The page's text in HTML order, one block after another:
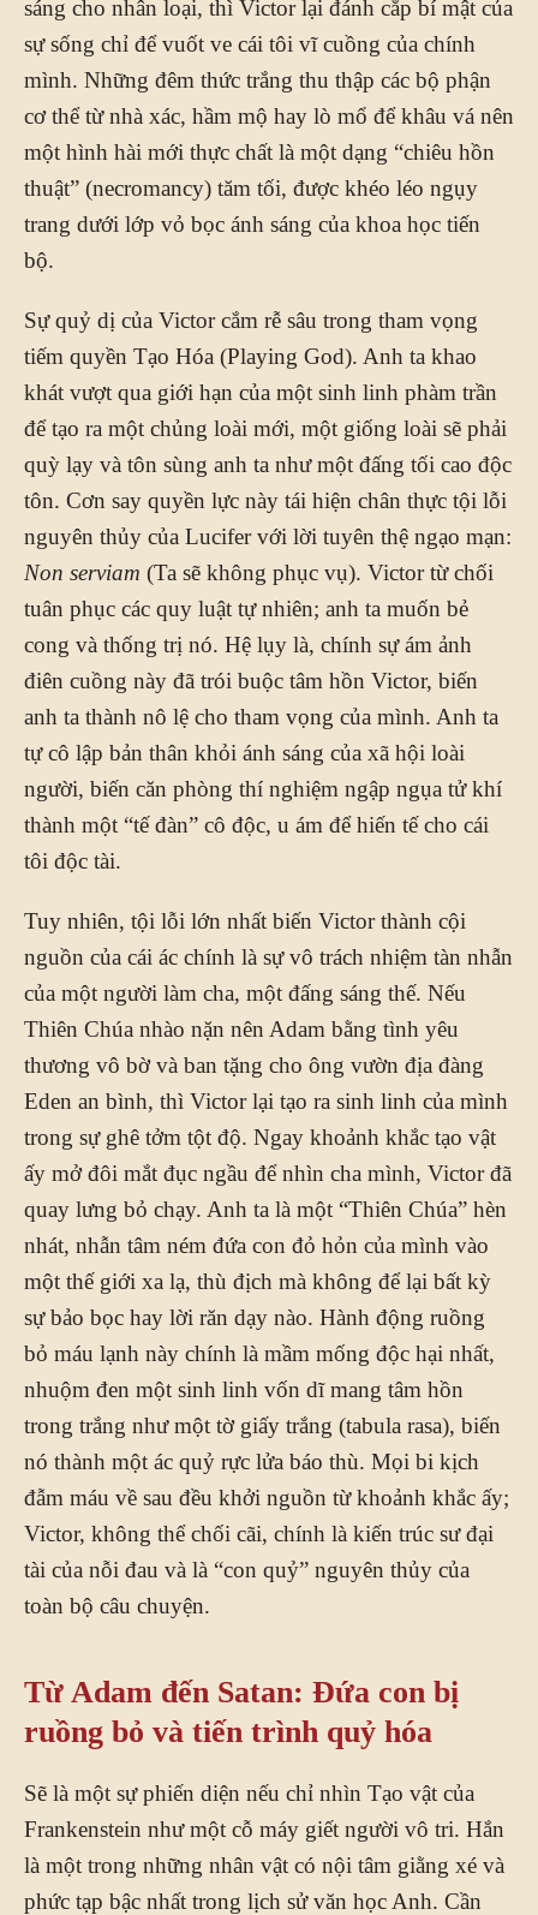
sáng cho nhân loại, thì Victor lại đánh cắp bí mật của
sự sống chỉ để vuốt ve cái tôi vĩ cuồng của chính
mình. Những đêm thức trắng thu thập các bộ phận
cơ thể từ nhà xác, hầm mộ hay lò mổ để khâu vá nên
một hình hài mới thực chất là một dạng “chiêu hồn
thuật” (necromancy) tăm tối, được khéo léo ngụy
trang dưới lớp vỏ bọc ánh sáng của khoa học tiến
bộ.
Sự quỷ dị của Victor cắm rễ sâu trong tham vọng
tiếm quyền Tạo Hóa (Playing God). Anh ta khao
khát vượt qua giới hạn của một sinh linh phàm trần
để tạo ra một chủng loài mới, một giống loài sẽ phải
quỳ lạy và tôn sùng anh ta như một đấng tối cao độc
tôn. Cơn say quyền lực này tái hiện chân thực tội lỗi
nguyên thủy của Lucifer với lời tuyên thệ ngạo mạn:
Non serviam (Ta sẽ không phục vụ). Victor từ chối
tuân phục các quy luật tự nhiên; anh ta muốn bẻ
cong và thống trị nó. Hệ lụy là, chính sự ám ảnh
điên cuồng này đã trói buộc tâm hồn Victor, biến
anh ta thành nô lệ cho tham vọng của mình. Anh ta
tự cô lập bản thân khỏi ánh sáng của xã hội loài
người, biến căn phòng thí nghiệm ngập ngụa tử khí
thành một “tế đàn” cô độc, u ám để hiến tế cho cái
tôi độc tài.
Tuy nhiên, tội lỗi lớn nhất biến Victor thành cội
nguồn của cái ác chính là sự vô trách nhiệm tàn nhẫn
của một người làm cha, một đấng sáng thế. Nếu
Thiên Chúa nhào nặn nên Adam bằng tình yêu
thương vô bờ và ban tặng cho ông vườn địa đàng
Eden an bình, thì Victor lại tạo ra sinh linh của mình
trong sự ghê tởm tột độ. Ngay khoảnh khắc tạo vật
ấy mở đôi mắt đục ngầu để nhìn cha mình, Victor đã
quay lưng bỏ chạy. Anh ta là một “Thiên Chúa” hèn
nhát, nhẫn tâm ném đứa con đỏ hỏn của mình vào
một thế giới xa lạ, thù địch mà không để lại bất kỳ
sự bảo bọc hay lời răn dạy nào. Hành động ruồng
bỏ máu lạnh này chính là mầm mống độc hại nhất,
nhuộm đen một sinh linh vốn dĩ mang tâm hồn
trong trắng như một tờ giấy trắng (tabula rasa), biến
nó thành một ác quỷ rực lửa báo thù. Mọi bi kịch
đẫm máu về sau đều khởi nguồn từ khoảnh khắc ấy;
Victor, không thể chối cãi, chính là kiến trúc sư đại
tài của nỗi đau và là “con quỷ” nguyên thủy của
toàn bộ câu chuyện.
Từ Adam đến Satan: Đứa con bị
ruồng bỏ và tiến trình quỷ hóa
Sẽ là một sự phiến diện nếu chỉ nhìn Tạo vật của
Frankenstein như một cỗ máy giết người vô tri. Hắn
là một trong những nhân vật có nội tâm giằng xé và
phức tạp bậc nhất trong lịch sử văn học Anh. Cần